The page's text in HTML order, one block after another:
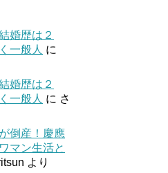
婚歴は２
一般人 に
婚歴は２
一般人 に さ
倒産！慶應
マン生活と
より